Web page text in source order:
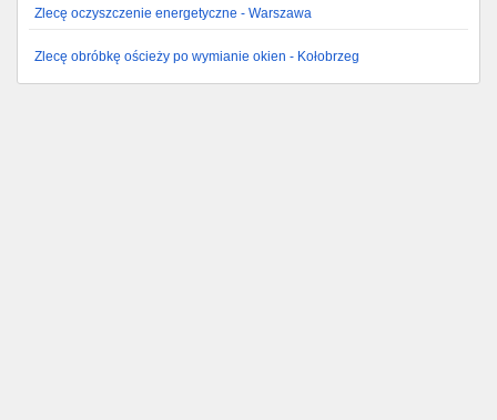
Zlecę oczyszczenie energetyczne - Warszawa
Zlecę obróbkę ościeży po wymianie okien - Kołobrzeg